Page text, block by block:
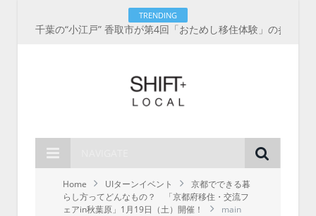
TRENDING
Home UIターンイベント
京都でできる暮
らし方ってどんなもの？ 「京都府移住・交流フ
ェアin秋葉原」1月19日（土）開催！
main